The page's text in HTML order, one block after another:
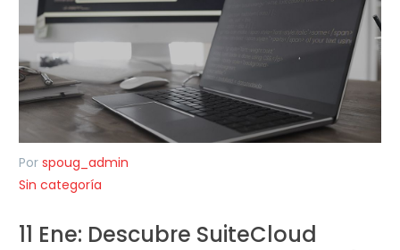
Por spoug_admin
Sin categoría
11 Ene: Descubre SuiteCloud